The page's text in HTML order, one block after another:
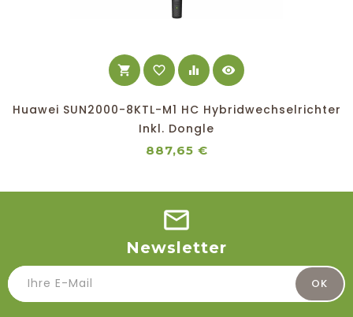
shopping_cart favorite_border equalizer visibility
Huawei SUN2000-8KTL-M1 HC Hybridwechselrichter
Inkl. Dongle
887,65 €Preis
Newsletter